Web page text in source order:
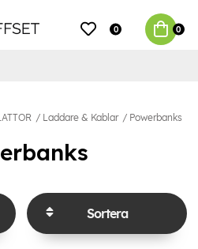
0 0
Laddare & Kablar Powerbanks
Sortera